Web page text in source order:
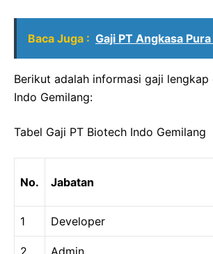
Baca Juga : Gaji PT Angkasa
Berikut adalah informasi gaji lengkap
Indo Gemilang:
Tabel Gaji PT Biotech Indo Gemilang
No. Jabatan
1 Developer
2 Admin